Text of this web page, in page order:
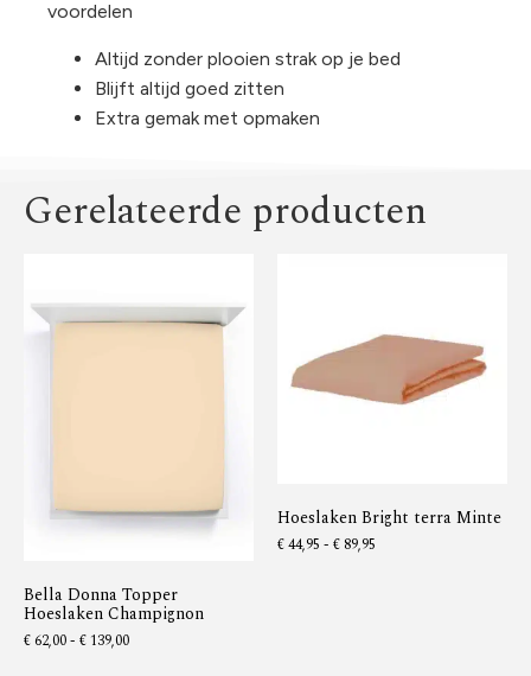
voordelen
Altijd zonder plooien strak op je bed
Blijft altijd goed zitten
Extra gemak met opmaken
Gerelateerde producten
Bella Donna Topper
Hoeslaken Champignon
€ 62,00- €139,00
Hoeslaken Bright terra Minte
€44,95 - € 89,95